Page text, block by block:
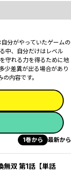
分がやっていたゲームの
中、自分だけはレベル
守れる力を得るために地
少差異が出る場合があり
内容です。
1巻から 最新から
無双 第1話【単話